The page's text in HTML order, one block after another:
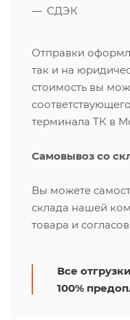
СДЭК
Отправки
так и на
стоимость вы
терминала ТК в
Самовывоз со
Вы можете
склада нашей
товара и
Все
100%